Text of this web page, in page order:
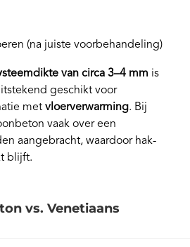
(na juiste voorbehandeling)
van circa 3–4 mm is
geschikt voor
metvloerverwarming. Bij
vaak over een
aangebracht, waardoor hak-
blijft.
vs. Venetiaans